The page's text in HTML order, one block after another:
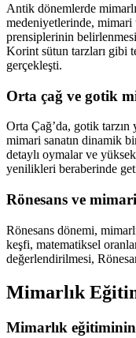
Antik dönemlerde
medeniyetlerinde, mimari
prensiplerinin
Korint sütun tarzları gibi
gerçekleşti.
Orta çağ ve gotik
Orta Çağ’da, gotik
mimari sanatın dinamik
detaylı oymalar ve
yenilikleri beraberinde
Rönesans ve
Rönesans dönemi,
keşfi, matematiksel
değerlendirilmesi,
Mimarlık
Mimarlık